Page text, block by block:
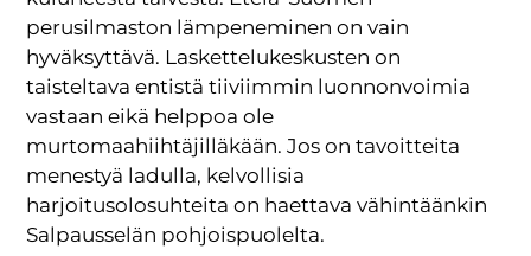
perusilmaston lämpeneminen on vain
hyväksyttävä. Laskettelukeskusten on
taisteltava entistä tiiviimmin luonnonvoimia
vastaan eikä helppoa ole
murtomaahiihtäjilläkään. Jos on tavoitteita
menestyä ladulla, kelvollisia
harjoitusolosuhteita on haettava vähintäänkin
Salpausselän pohjoispuolelta.